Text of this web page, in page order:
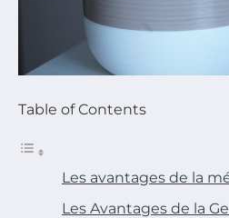
Table of Contents
Les avantages de la
Les Avantages de la